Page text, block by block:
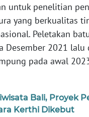
untuk penelitian
yang berkualitas
Peletakan
Desember 2021 lalu
pada awal
Bali, Proyek
Kerthi Dikebut